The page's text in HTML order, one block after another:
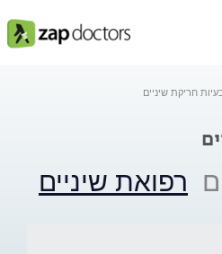
חריקת שיניים
רפואת שיניים